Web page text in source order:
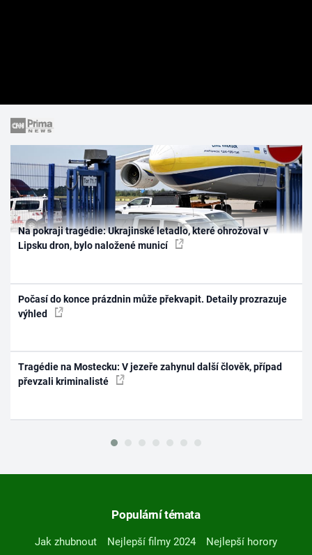
Na pokraji tragédie: Ukrajinské letadlo, které ohrožoval v
Lipsku dron, bylo naložené municí
Počasí do konce prázdnin může překvapit. Detaily prozrazuje
výhled
Tragédie na Mostecku: V jezeře zahynul další člověk, případ
převzali kriminalisté
Populární témata
Jak zhubnout Nejlepší filmy 2024
Nejlepší horory